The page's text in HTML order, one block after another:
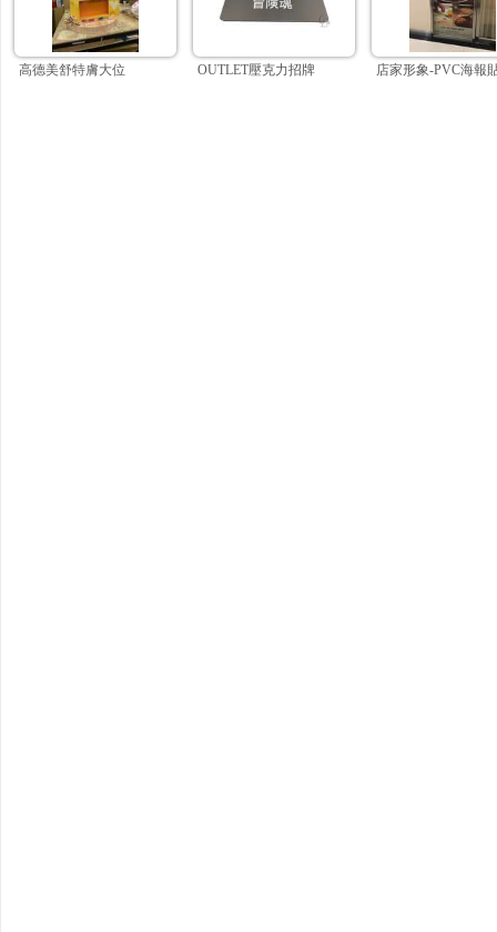
高德美舒特膚大位 OUTLET壓克力招牌 店家形象-PVC海報